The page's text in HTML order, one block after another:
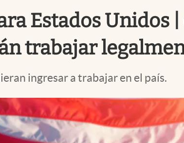
Estados Unidos
trabajar
ingresar a trabajar en el país.